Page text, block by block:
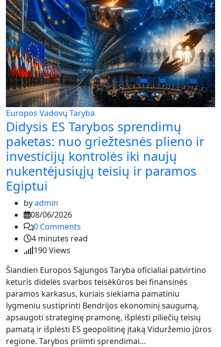
Europos Vadovų Taryba
Didysis ES Tarybos sprendimų
paketas: nuo griežtesnės plieno ir
investicijų kontrolės iki naujų
nukentėjusiųjų teisių ir paramos
Egiptui
byadmin
08/06/2026
0 Comments
4 minutes read
190Views
Šiandien Europos Sąjungos Taryba oficialiai patvirtino
keturis didelės svarbos teisėkūros bei finansinės
paramos karkasus, kuriais siekiama pamatiniu
lygmeniu sustiprinti Bendrijos ekonominį saugumą,
apsaugoti strateginę pramonę, išplėsti piliečių teisių
pamatą ir išplėsti ES geopolitinę įtaką Viduržemio jūros
regione. Tarybos priimti sprendimai…